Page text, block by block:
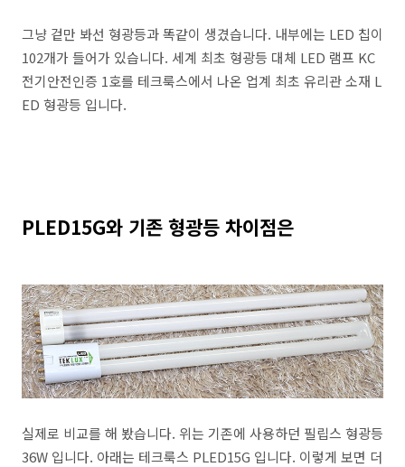
그냥 겉만 봐선 형광등과 똑같이 생겼습니다. 내부에는 LED 칩이
102개가 들어가 있습니다. 세계 최초 형광등 대체 LED 램프 KC
전기안전인증 1호를 테크룩스에서 나온 업계 최초 유리관 소재 L
ED 형광등 입니다.
PLED15G와 기존 형광등 차이점은
실제로 비교를 해 봤습니다. 위는 기존에 사용하던 필립스 형광등
36W 입니다. 아래는 테크룩스 PLED15G 입니다. 이렇게 보면 더